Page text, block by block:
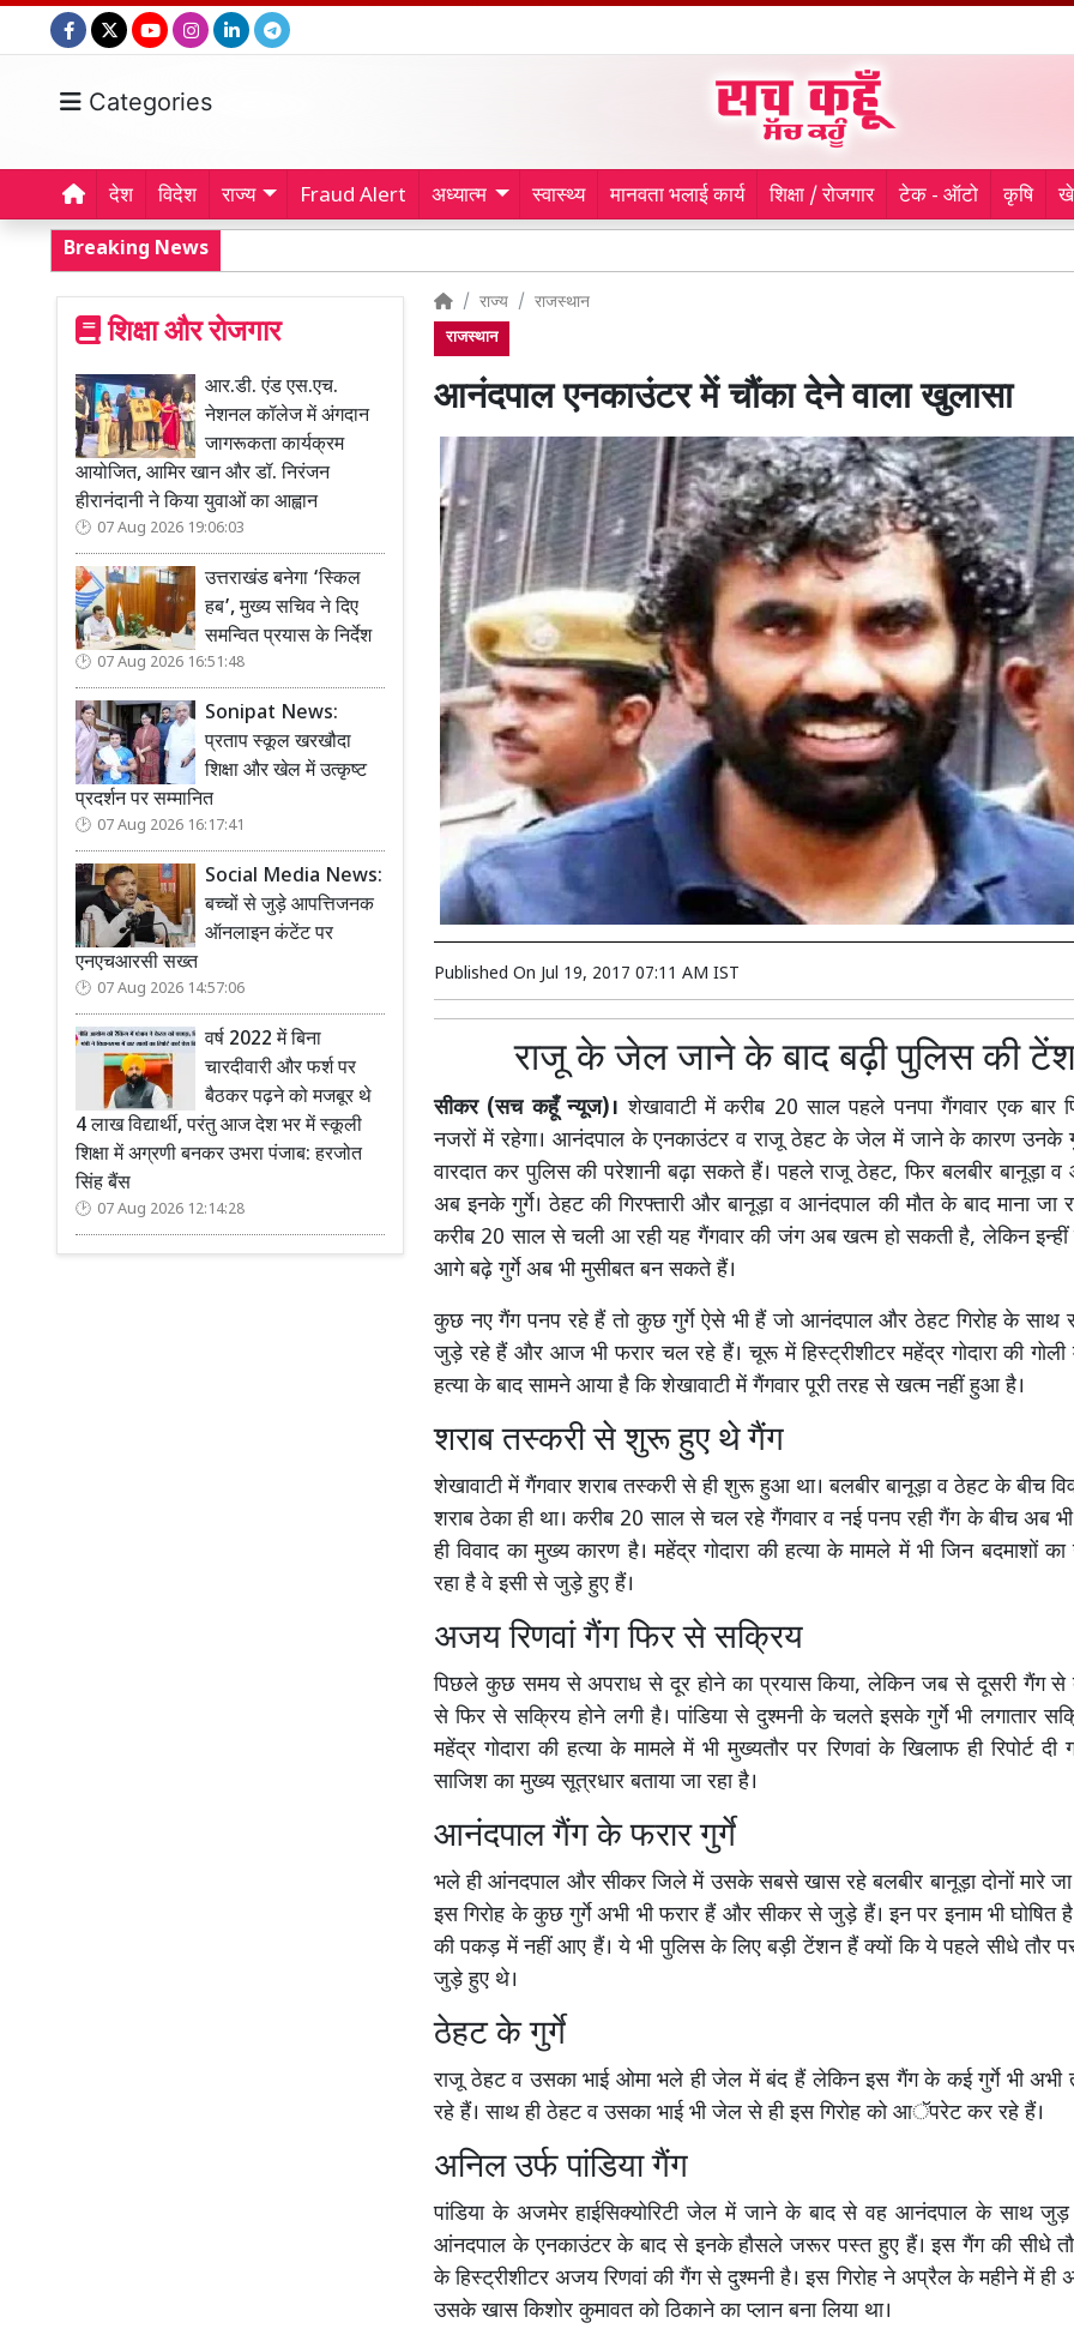
Categories
देश विदेश राज्य Fraud Alert अध्यात्म स्वास्थ्य मानवता भलाई कार्य शिक्षा / रोजगार टेक - ऑटो कृषि
Breaking News
शिक्षा और रोजगार
आर.डी. एंड एस.एच.
नेशनल कॉलेज में अंगदान
जागरूकता कार्यक्रम
आयोजित, आमिर खान और डॉ. निरंजन
हीरानंदानी ने किया युवाओं का आह्वान
07 Aug 2026 19:06:03
उत्तराखंड बनेगा ‘स्किल
हब’, मुख्य सचिव ने दिए
समन्वित प्रयास के निर्देश
07 Aug 2026 16:51:48
Sonipat News:
प्रताप स्कूल खरखौदा
शिक्षा और खेल में उत्कृष्ट
प्रदर्शन पर सम्मानित
07 Aug 2026 16:17:41
Social Media News:
बच्चों से जुड़े आपत्तिजनक
ऑनलाइन कंटेंट पर
एनएचआरसी सख्त
07 Aug 2026 14:57:06
वर्ष 2022 में बिना
चारदीवारी और फर्श पर
बैठकर पढ़ने को मजबूर थे
4 लाख विद्यार्थी, परंतु आज देश भर में स्कूली
शिक्षा में अग्रणी बनकर उभरा पंजाब: हरजोत
सिंह बैंस
07 Aug 2026 12:14:28
राज्य राजस्थान
राजस्थान
आनंदपाल एनकाउंटर में चौंका देने वाला खुलासा
Published On Jul 19, 2017 07:11 AM IST
राजू के जेल जाने के बाद बढ़ी पुलिस की
सीकर (सच कहूँ न्यूज)। शेखावाटी में करीब 20 साल पहले पनपा गैंगवार एक बार
नजरों में रहेगा। आनंदपाल के एनकाउंटर व राजू ठेहट के जेल में जाने के कारण उनके
वारदात कर पुलिस की परेशानी बढ़ा सकते हैं। पहले राजू ठेहट, फिर बलबीर बानूड़ा
अब इनके गुर्गे। ठेहट की गिरफ्तारी और बानूड़ा व आनंदपाल की मौत के बाद माना जा
करीब 20 साल से चली आ रही यह गैंगवार की जंग अब खत्म हो सकती है, लेकिन
आगे बढ़े गुर्गे अब भी मुसीबत बन सकते हैं।
कुछ नए गैंग पनप रहे हैं तो कुछ गुर्गे ऐसे भी हैं जो आनंदपाल और ठेहट गिरोह के
जुड़े रहे हैं और आज भी फरार चल रहे हैं। चूरू में हिस्ट्रीशीटर महेंद्र गोदारा की गोली
हत्या के बाद सामने आया है कि शेखावाटी में गैंगवार पूरी तरह से खत्म नहीं हुआ है।
शराब तस्करी से शुरू हुए थे गैंग
शेखावाटी में गैंगवार शराब तस्करी से ही शुरू हुआ था। बलबीर बानूड़ा व ठेहट के बीच
शराब ठेका ही था। करीब 20 साल से चल रहे गैंगवार व नई पनप रही गैंग के बीच अब
ही विवाद का मुख्य कारण है। महेंद्र गोदारा की हत्या के मामले में भी जिन बदमाशों
रहा है वे इसी से जुड़े हुए हैं।
अजय रिणवां गैंग फिर से सक्रिय
पिछले कुछ समय से अपराध से दूर होने का प्रयास किया, लेकिन जब से दूसरी गैंग से
से फिर से सक्रिय होने लगी है। पांडिया से दुश्मनी के चलते इसके गुर्गे भी लगातार
महेंद्र गोदारा की हत्या के मामले में भी मुख्यतौर पर रिणवां के खिलाफ ही रिपोर्ट
साजिश का मुख्य सूत्रधार बताया जा रहा है।
आनंदपाल गैंग के फरार गुर्गे
भले ही आंनदपाल और सीकर जिले में उसके सबसे खास रहे बलबीर बानूड़ा दोनों मारे
इस गिरोह के कुछ गुर्गे अभी भी फरार हैं और सीकर से जुड़े हैं। इन पर इनाम भी घोषित
की पकड़ में नहीं आए हैं। ये भी पुलिस के लिए बड़ी टेंशन हैं क्यों कि ये पहले सीधे तौर
जुड़े हुए थे।
ठेहट के गुर्गे
राजू ठेहट व उसका भाई ओमा भले ही जेल में बंद हैं लेकिन इस गैंग के कई गुर्गे भी
रहे हैं। साथ ही ठेहट व उसका भाई भी जेल से ही इस गिरोह को आॅपरेट कर रहे हैं।
अनिल उर्फ पांडिया गैंग
पांडिया के अजमेर हाईसिक्योरिटी जेल में जाने के बाद से वह आनंदपाल के साथ जुड़
आंनदपाल के एनकाउंटर के बाद से इनके हौसले जरूर पस्त हुए हैं। इस गैंग की सीधे
के हिस्ट्रीशीटर अजय रिणवां की गैंग से दुश्मनी है। इस गिरोह ने अप्रैल के महीने में ही
उसके खास किशोर कुमावत को ठिकाने का प्लान बना लिया था।